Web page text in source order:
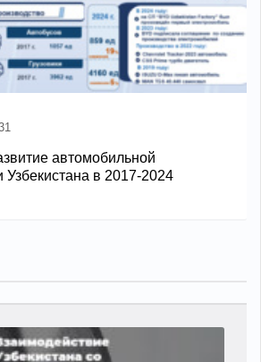
автомобильной
в 2017-2024